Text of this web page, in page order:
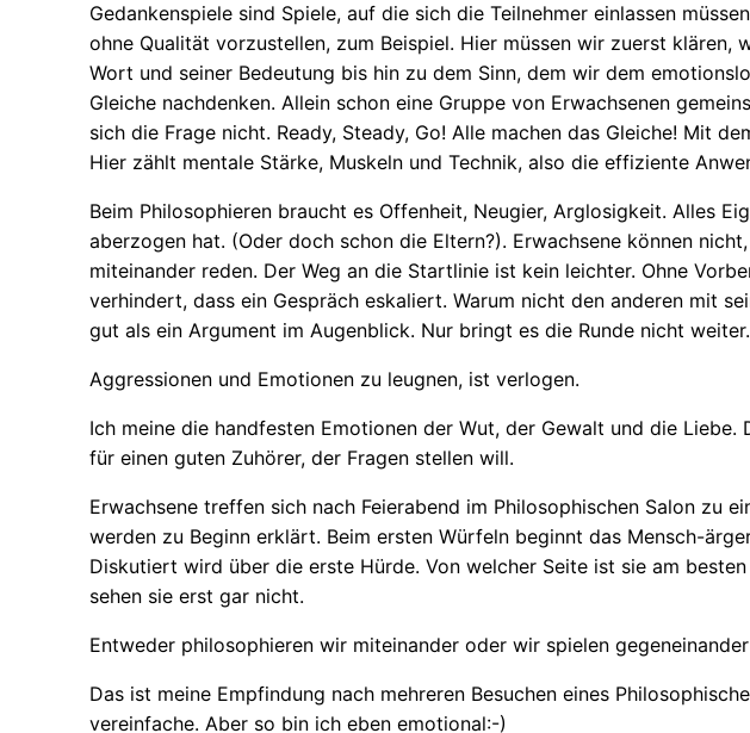
Gedankenspiele sind Spiele, auf die sich die Teilnehmer einlassen
ohne Qualität vorzustellen, zum Beispiel. Hier müssen wir zuerst
Wort und seiner Bedeutung bis hin zu dem Sinn, dem wir dem
Gleiche nachdenken. Allein schon eine Gruppe von Erwachsenen
sich die Frage nicht. Ready, Steady, Go! Alle machen das Gleiche! Mit
Hier zählt mentale Stärke, Muskeln und Technik, also die effiziente
Beim Philosophieren braucht es Offenheit, Neugier, Arglosigkeit. Alles
aberzogen hat. (Oder doch schon die Eltern?). Erwachsene können
miteinander reden. Der Weg an die Startlinie ist kein leichter. Ohne
verhindert, dass ein Gespräch eskaliert. Warum nicht den anderen mit
gut als ein Argument im Augenblick. Nur bringt es die Runde nicht weiter.
Aggressionen und Emotionen zu leugnen, ist verlogen.
Ich meine die handfesten Emotionen der Wut, der Gewalt und die
für einen guten Zuhörer, der Fragen stellen will.
Erwachsene treffen sich nach Feierabend im Philosophischen Salon zu
werden zu Beginn erklärt. Beim ersten Würfeln beginnt das Mensch-
Diskutiert wird über die erste Hürde. Von welcher Seite ist sie am
sehen sie erst gar nicht.
Entweder philosophieren wir miteinander oder wir spielen
Das ist meine Empfindung nach mehreren Besuchen eines
vereinfache. Aber so bin ich eben emotional:-)